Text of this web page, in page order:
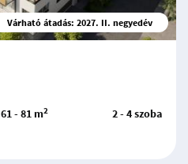
Várható átadás: 2027. II. negyedév
61 - 81 m2 2 - 4 szoba